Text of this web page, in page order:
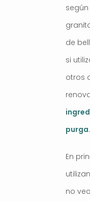
de
si
otros
purga.
En
no